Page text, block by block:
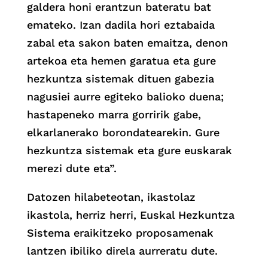
galdera honi erantzun bateratu bat
emateko. Izan dadila hori eztabaida
zabal eta sakon baten emaitza, denon
artekoa eta hemen garatua eta gure
hezkuntza sistemak dituen gabezia
nagusiei aurre egiteko balioko duena;
hastapeneko marra gorririk gabe,
elkarlanerako borondatearekin. Gure
hezkuntza sistemak eta gure euskarak
merezi dute eta”.
Datozen hilabeteotan, ikastolaz
ikastola, herriz herri, Euskal Hezkuntza
Sistema eraikitzeko proposamenak
lantzen ibiliko direla aurreratu dute.